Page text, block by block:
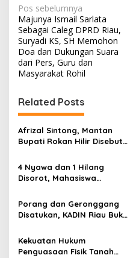
N
a
v
i
g
a
s
i
p
o
s
Pos sebelumnya
Majunya Ismail Sarlata
Sebagai Caleg DPRD Riau,
Suryadi KS, SH Memohon
Doa dan Dukungan Suara
dari Pers, Guru dan
Masyarakat Rohil
Related Posts
Afrizal Sintong, Mantan
Bupati Rokan Hilir Disebut
Diterima Kejati, GMPR
Desak Usut Dividen Rp331,7
4 Nyawa dan 1 Hilang
Disorot, Mahasiswa
Pelindo
Porang dan Geronggang
Disatukan, KADIN Riau Buka
Bengkalis
Kekuatan Hukum
Penguasaan Fisik Tanah